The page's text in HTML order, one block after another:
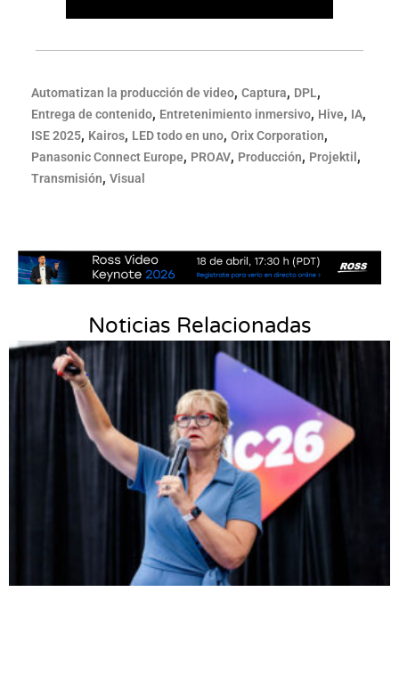
Automatizan la producción de video, Captura, DPL,
Entrega de contenido, Entretenimiento inmersivo, Hive, IA,
ISE 2025, Kairos, LED todo en uno, Orix Corporation,
Panasonic Connect Europe, PROAV, Producción, Projektil ,
Transmisión, Visual
Noticias Relacionadas